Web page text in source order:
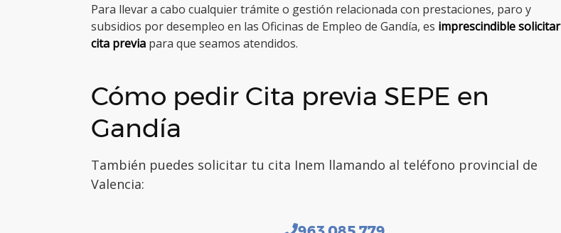
Para llevar a cabo cualquier trámite o gestión relacionada con prestaciones, paro y
subsidios por desempleo en las Oficinas de Empleo de Gandía, es imprescindible solicitar
cita previa para que seamos atendidos.
Cómo pedir Cita previa SEPE en
Gandía
También puedes solicitar tu cita Inem llamando al teléfono provincial de
Valencia: